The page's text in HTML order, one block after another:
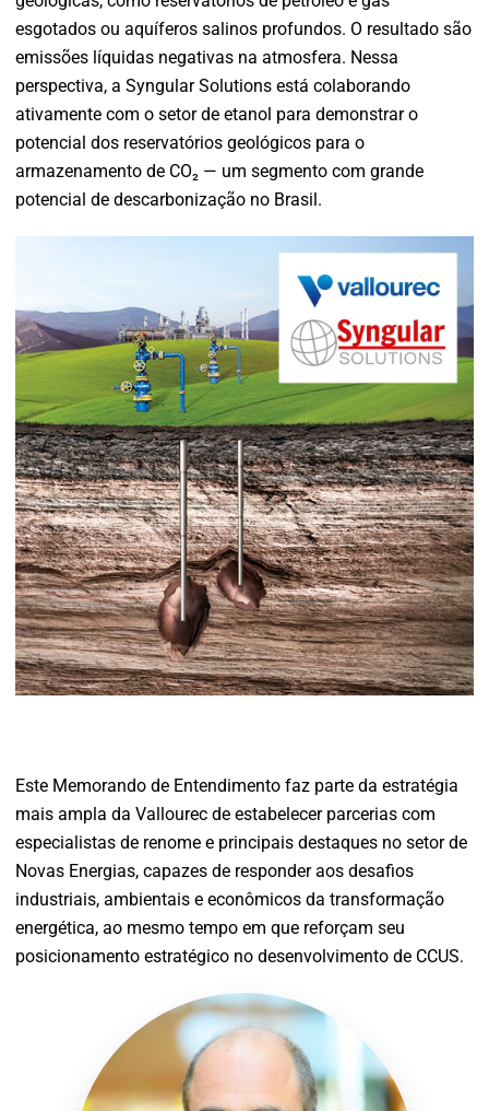
esgotados ou aquíferos salinos profundos. O resultado são
emissões líquidas negativas na atmosfera. Nessa
perspectiva, a Syngular Solutions está colaborando
ativamente com o setor de etanol para demonstrar o
potencial dos reservatórios geológicos para o
armazenamento de CO₂ — um segmento com grande
potencial de descarbonização no Brasil.
Este Memorando de Entendimento faz parte da estratégia
mais ampla da Vallourec de estabelecer parcerias com
especialistas de renome e principais destaques no setor de
Novas Energias, capazes de responder aos desafios
industriais, ambientais e econômicos da transformação
energética, ao mesmo tempo em que reforçam seu
posicionamento estratégico no desenvolvimento de CCUS.